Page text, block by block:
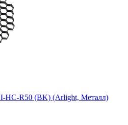
HC-R50 (BK) (Arlight, Металл)